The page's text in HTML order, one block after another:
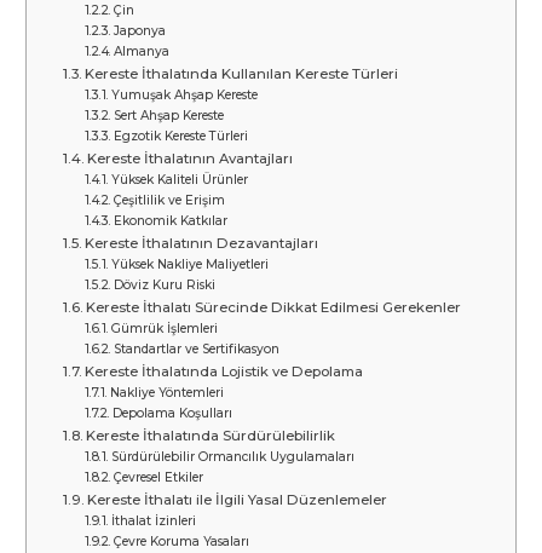
Çin
Japonya
Almanya
Kereste İthalatında Kullanılan Kereste Türleri
Yumuşak Ahşap Kereste
Sert Ahşap Kereste
Egzotik Kereste Türleri
Kereste İthalatının Avantajları
Yüksek Kaliteli Ürünler
Çeşitlilik ve Erişim
Ekonomik Katkılar
Kereste İthalatının Dezavantajları
Yüksek Nakliye Maliyetleri
Döviz Kuru Riski
Kereste İthalatı Sürecinde Dikkat Edilmesi Gerekenler
Gümrük İşlemleri
Standartlar ve Sertifikasyon
Kereste İthalatında Lojistik ve Depolama
Nakliye Yöntemleri
Depolama Koşulları
Kereste İthalatında Sürdürülebilirlik
Sürdürülebilir Ormancılık Uygulamaları
Çevresel Etkiler
Kereste İthalatı ile İlgili Yasal Düzenlemeler
İthalat İzinleri
Çevre Koruma Yasaları